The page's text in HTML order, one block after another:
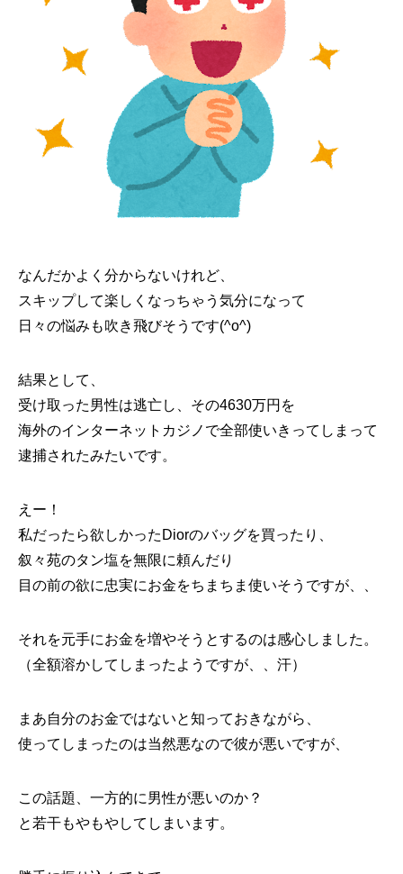
なんだかよく分からないけれど、
スキップして楽しくなっちゃう気分になって
日々の悩みも吹き飛びそうです(^o^)
結果として、
受け取った男性は逃亡し、その4630万円を
海外のインターネットカジノで全部使いきってしまって
逮捕されたみたいです。
えー！
私だったら欲しかったDiorのバッグを買ったり、
叙々苑のタン塩を無限に頼んだり
目の前の欲に忠実にお金をちまちま使いそうですが、、
それを元手にお金を増やそうとするのは感心しました。
（全額溶かしてしまったようですが、、汗）
まあ自分のお金ではないと知っておきながら、
使ってしまったのは当然悪なので彼が悪いですが、
この話題、一方的に男性が悪いのか？
と若干もやもやしてしまいます。